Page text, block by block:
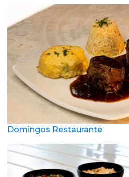
Domingos Restaurante